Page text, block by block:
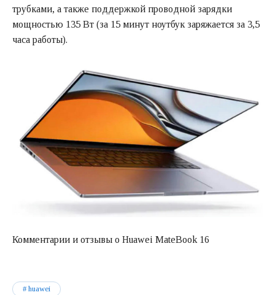
трубками, а также поддержкой проводной зарядки
мощностью 135 Вт (за 15 минут ноутбук заряжается за 3,5
часа работы).
Комментарии и отзывы о Huawei MateBook 16
huawei